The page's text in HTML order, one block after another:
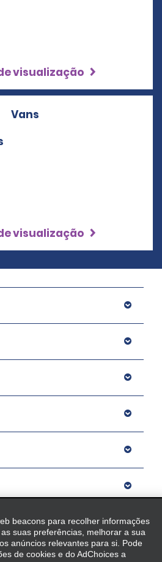
visualização
Vans
visualização
beacons para recolher informações
suas preferências, melhorar a sua
anúncios relevantes para si. Pode
de cookies e do AdChoices a